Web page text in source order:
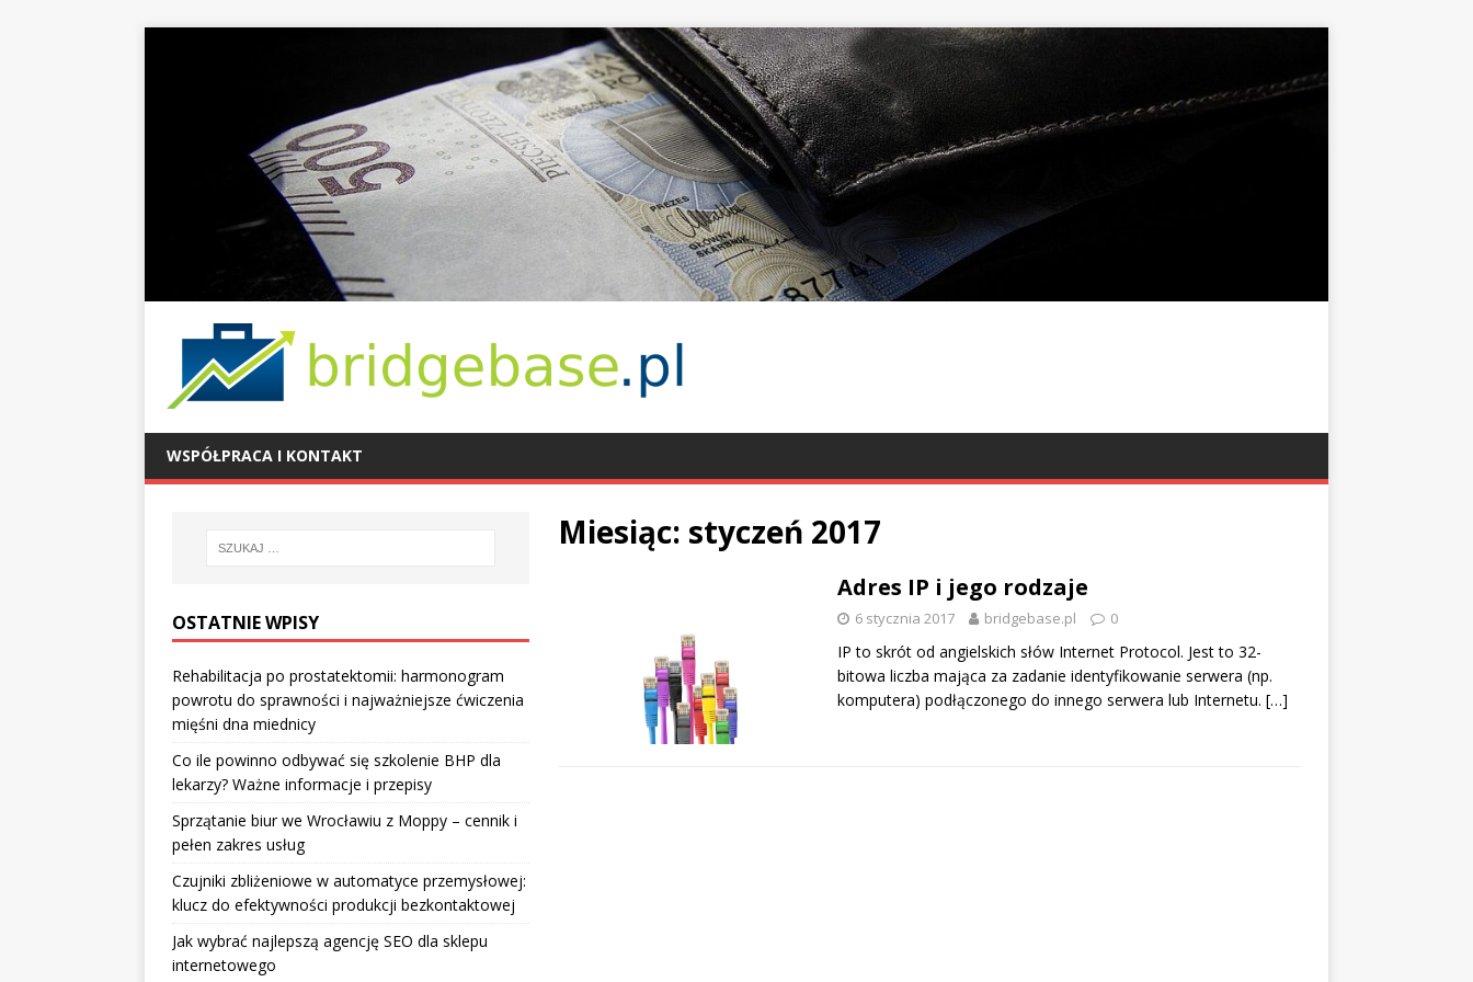
WSPÓŁPRACA I KONTAKT
Miesiąc: styczeń 2017
Adres IP i jego rodzaje
6 stycznia 2017 bridgebase.pl 0
IP to skrót od angielskich słów Internet Protocol. Jest to 32-
bitowa liczba mająca za zadanie identyfikowanie serwera (np.
komputera) podłączonego do innego serwera lub Internetu. […]
OSTATNIE WPISY
Rehabilitacja po prostatektomii: harmonogram
powrotu do sprawności i najważniejsze ćwiczenia
mięśni dna miednicy
Co ile powinno odbywać się szkolenie BHP dla
lekarzy? Ważne informacje i przepisy
Sprzątanie biur we Wrocławiu z Moppy – cennik i
pełen zakres usług
Czujniki zbliżeniowe w automatyce przemysłowej:
klucz do efektywności produkcji bezkontaktowej
Jak wybrać najlepszą agencję SEO dla sklepu
internetowego